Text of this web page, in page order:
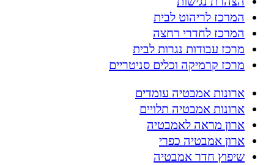
המרכז לריהוט לבית
המרכז לחדרי רחצה
מרכז עבודות נגרות לבית
מרכז קרמיקה וכלים סניטריים
ארונות אמבטיה עומדים
ארונות אמבטיה תלויים
ארון מראה לאמבטיה
ארון אמבטיה כפרי
שיפוץ חדר אמבטיה